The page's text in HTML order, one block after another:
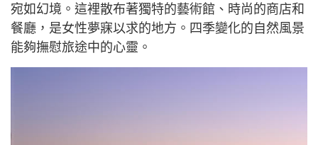
宛如幻境。這裡散布著獨特的藝術館、時尚的商店和
餐廳，是女性夢寐以求的地方。四季變化的自然風景
能夠撫慰旅途中的心靈。